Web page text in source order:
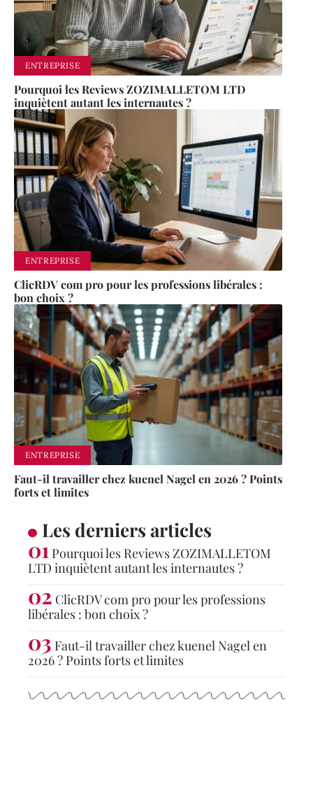
ENTREPRISE
Pourquoi les Reviews ZOZIMALLETOM LTD
inquiètent autant les internautes ?
ENTREPRISE
ClicRDV com pro pour les professions libérales :
bon choix ?
ENTREPRISE
Faut-il travailler chez kuenel Nagel en 2026 ? Points
forts et limites
Les derniers articles
Pourquoi les Reviews ZOZIMALLETOM
LTD inquiètent autant les internautes ?
ClicRDV com pro pour les professions
libérales : bon choix ?
Faut-il travailler chez kuenel Nagel en
2026 ? Points forts et limites